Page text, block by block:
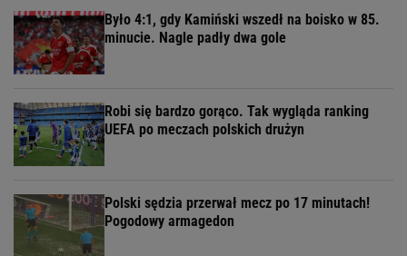
Było 4:1, gdy Kamiński wszedł na boisko w 85.
minucie. Nagle padły dwa gole
Robi się bardzo gorąco. Tak wygląda ranking
UEFA po meczach polskich drużyn
Polski sędzia przerwał mecz po 17 minutach!
Pogodowy armagedon